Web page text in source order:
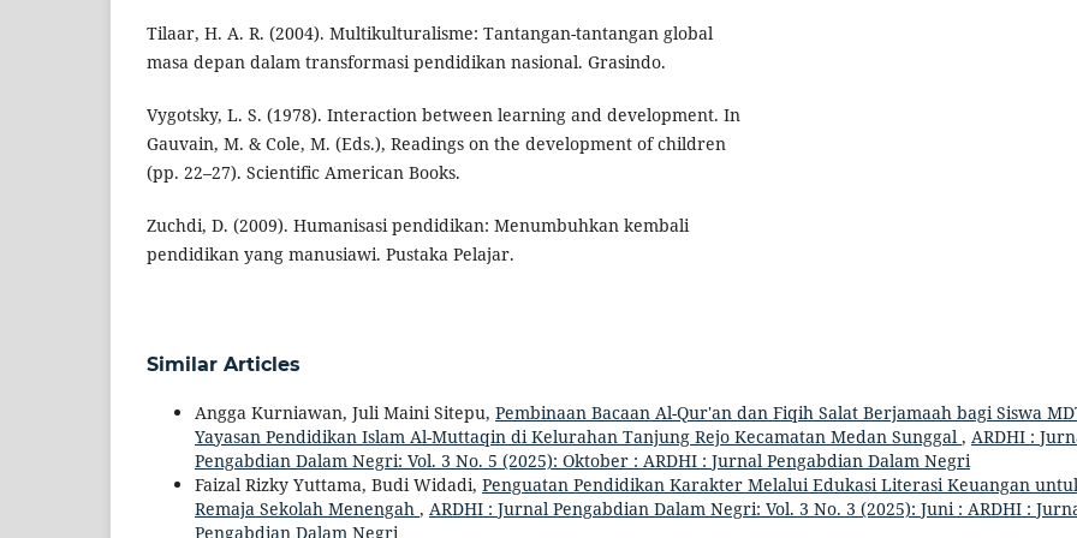
Tilaar, H. A. R. (2004). Multikulturalisme: Tantangan-tantangan global
masa depan dalam transformasi pendidikan nasional. Grasindo.
Vygotsky, L. S. (1978). Interaction between learning and development. In
Gauvain, M. & Cole, M. (Eds.), Readings on the development of children
(pp. 22–27). Scientific American Books.
Zuchdi, D. (2009). Humanisasi pendidikan: Menumbuhkan kembali
pendidikan yang manusiawi. Pustaka Pelajar.
Similar Articles
Angga Kurniawan, Juli Maini Sitepu, Pembinaan Bacaan Al-Qur'an dan Fiqih Salat Berjamaah bagi Siswa
Yayasan Pendidikan Islam Al-Muttaqin di Kelurahan Tanjung Rejo Kecamatan Medan Sunggal , ARDHI :
Pengabdian Dalam Negri: Vol. 3 No. 5 (2025): Oktober : ARDHI : Jurnal Pengabdian Dalam Negri
Faizal Rizky Yuttama, Budi Widadi, Penguatan Pendidikan Karakter Melalui Edukasi Literasi Keuangan
Remaja Sekolah Menengah , ARDHI : Jurnal Pengabdian Dalam Negri: Vol. 3 No. 3 (2025): Juni : ARDHI :
Pengabdian Dalam Negri